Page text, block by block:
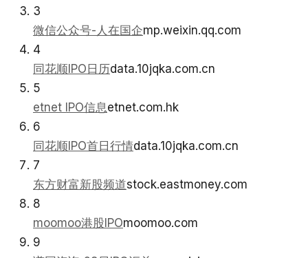
3
微信公众号-人在国企mp.weixin.qq.com
4
同花顺IPO日历data.10jqka.com.cn
5
etnet IPO信息etnet.com.hk
6
同花顺IPO首日行情data.10jqka.com.cn
7
东方财富新股频道stock.eastmoney.com
8
moomoo港股IPOmoomoo.com
9